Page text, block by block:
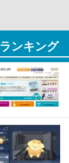
ランキング